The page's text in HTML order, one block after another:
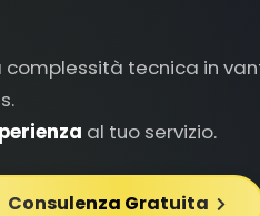
complessità tecnica in
al tuo servizio.